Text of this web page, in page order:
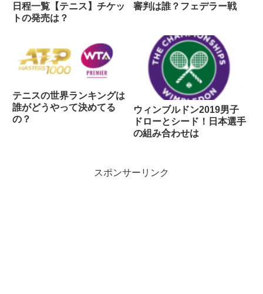
日程一覧【テニス】チケッ
トの発売は？
審判は誰？フェデラー戦
テニスの世界ランキングは
誰がどうやって決めてる
の？
ウィンブルドン2019男子
ドローとシード！日本選手
の組み合わせは
スポンサーリンク